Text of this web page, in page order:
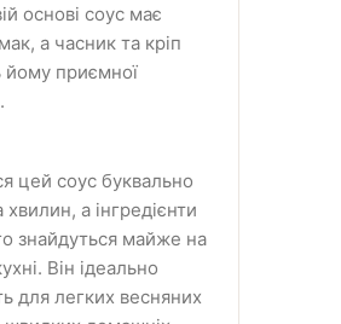
основі соус має
а часник та кріп
йому приємної
цей соус буквально
хвилин, а інгредієнти
знайдуться майже на
Він ідеально
для легких весняних